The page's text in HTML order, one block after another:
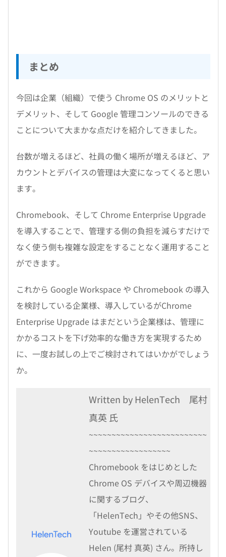
まとめ
今回は企業（組織）で使う Chrome OS のメリットと
デメリット、そして Google 管理コンソールのできる
ことについて大まかな点だけを紹介してきました。
台数が増えるほど、社員の働く場所が増えるほど、ア
カウントとデバイスの管理は大変になってくると思い
ます。
Chromebook、そして Chrome Enterprise Upgrade
を導入することで、管理する側の負担を減らすだけで
なく使う側も複雑な設定をすることなく運用すること
ができます。
これから Google Workspace や Chromebook の導入
を検討している企業様、導入しているがChrome
Enterprise Upgrade はまだという企業様は、管理に
かかるコストを下げ効率的な働き方を実現するため
に、一度お試しの上でご検討されてはいかがでしょう
か。
Written by HelenTech 尾村
真英 氏
~~~~~~~~~~~~~~~~~~~~~~~~~~
~~~~~~~~~~~~~~~~~~
Chromebook をはじめとした
Chrome OS デバイスや周辺機器
に関するブログ、
「HelenTech」やその他SNS、
Youtube を運営されている
Helen (尾村 真英) さん。所持し